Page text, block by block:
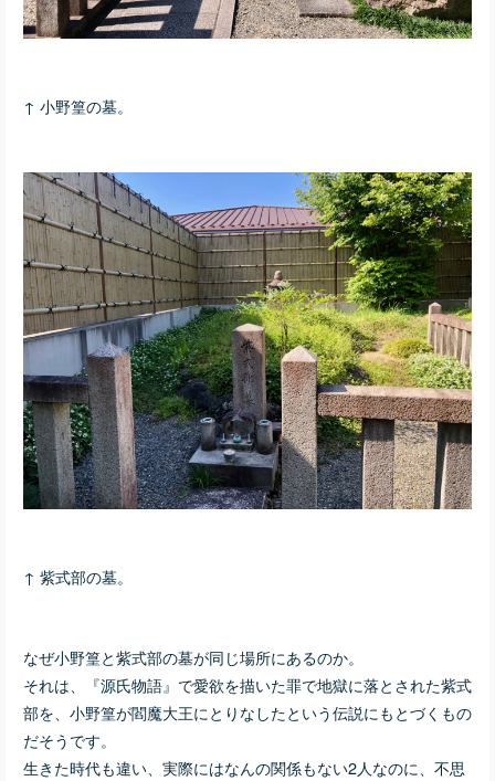
↑ 小野篁の墓。
↑ 紫式部の墓。
なぜ小野篁と紫式部の墓が同じ場所にあるのか。
それは、『源氏物語』で愛欲を描いた罪で地獄に落とされた紫式
部を、小野篁が閻魔大王にとりなしたという伝説にもとづくもの
だそうです。
生きた時代も違い、実際にはなんの関係もない2人なのに、不思